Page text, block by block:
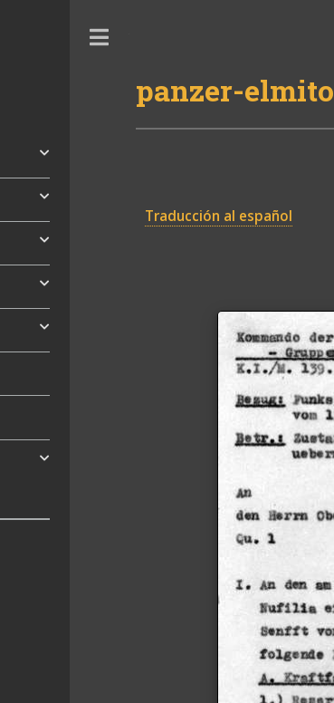
panzer-elmito
Traducción al español